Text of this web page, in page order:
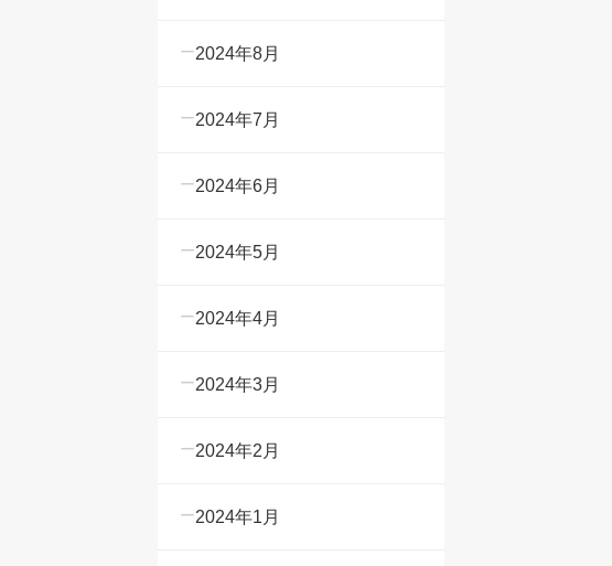
2024年8月
2024年7月
2024年6月
2024年5月
2024年4月
2024年3月
2024年2月
2024年1月